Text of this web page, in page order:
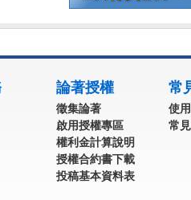
論著授權
徵集論著
啟用授權專區
權利金計算說明
授權合約書下載
投稿基本資料表
常
使
常